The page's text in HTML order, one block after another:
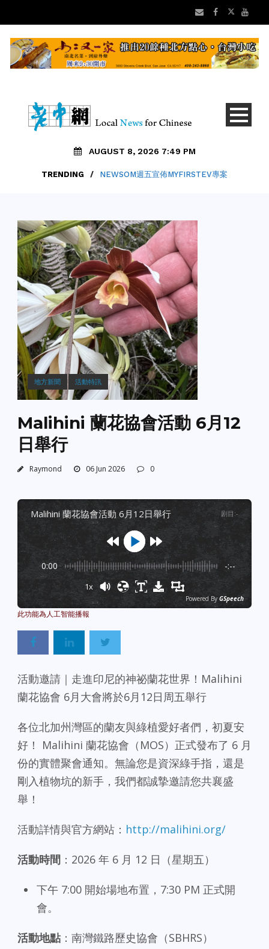
AUGUST 8, 2026 7:49 PM
TRENDING / NEWSOM週五宣佈MYFIRSTEV專案
地方新聞 活動特訊
Malihini 蘭花協會活動 6月12
日舉行
Raymond 06 Jun 2026 0
malihini 蘭花協會活動 6月12日舉行 剧目 :-
0:00 -:--
1x
Powered By GSpeech
活動邀請｜走進印尼的神祕蘭花世界！Malihini
蘭花協會 6月大會將於6月12日周五舉行
各位北加州灣區的蘭友與綠植愛好者們，初夏安
好！ Malihini 蘭花協會（MOS）正式發布了 6 月
份的實體聚會通知。無論您是資深綠手指，還是
剛入植物坑的新手，我們都誠摯邀請您共襄盛
舉！
活動詳情與官方網站： http://malihini.org/
活動時間 ：2026 年 6 月 12 日（星期五）
下午 7:00 開始場地布置，7:30 PM 正式開
會。
活動地點 ：南灣鐵路歷史協會（SBHRS）